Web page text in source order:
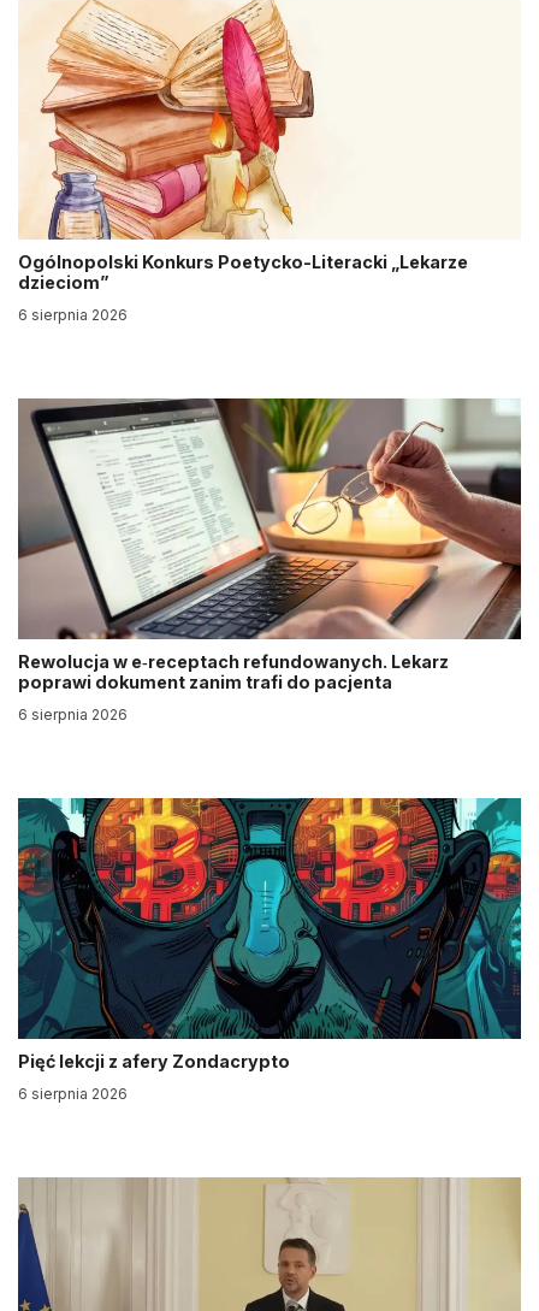
Ogólnopolski Konkurs Poetycko-Literacki „Lekarze
dzieciom”
6 sierpnia 2026
Rewolucja w e‑receptach refundowanych. Lekarz
poprawi dokument zanim trafi do pacjenta
6 sierpnia 2026
Pięć lekcji z afery Zondacrypto
6 sierpnia 2026